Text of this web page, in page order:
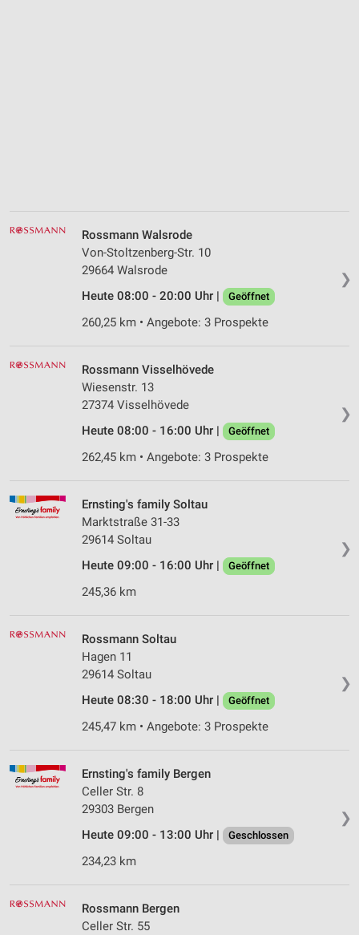
❯
Rossmann Walsrode
Von-Stoltzenberg-Str. 10
29664 Walsrode
Heute 08:00 - 20:00 Uhr |
Geöffnet
260,25 km • Angebote: 3 Prospekte
❯
Rossmann Visselhövede
Wiesenstr. 13
27374 Visselhövede
Heute 08:00 - 16:00 Uhr |
Geöffnet
262,45 km • Angebote: 3 Prospekte
❯
Ernsting's family Soltau
Marktstraße 31-33
29614 Soltau
Heute 09:00 - 16:00 Uhr |
Geöffnet
245,36 km
❯
Rossmann Soltau
Hagen 11
29614 Soltau
Heute 08:30 - 18:00 Uhr |
Geöffnet
245,47 km • Angebote: 3 Prospekte
❯
Ernsting's family Bergen
Celler Str. 8
29303 Bergen
Heute 09:00 - 13:00 Uhr |
Geschlossen
234,23 km
Rossmann Bergen
Celler Str. 55